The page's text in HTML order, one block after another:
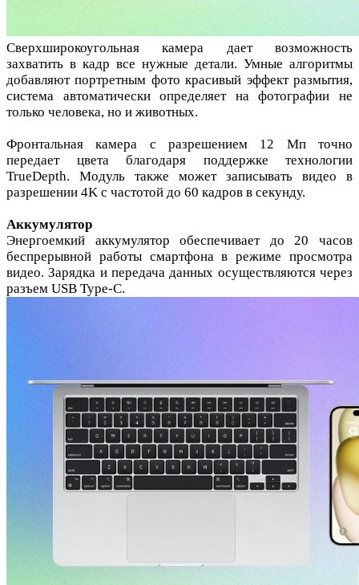
Сверхширокоугольная камера дает возможность
захватить в кадр все нужные детали. Умные алгоритмы
добавляют портретным фото красивый эффект размытия,
система автоматически определяет на фотографии не
только человека, но и животных.
Фронтальная камера с разрешением 12 Мп точно
передает цвета благодаря поддержке технологии
TrueDepth. Модуль также может записывать видео в
разрешении 4K с частотой до 60 кадров в секунду.
Аккумулятор
Энергоемкий аккумулятор обеспечивает до 20 часов
беспрерывной работы смартфона в режиме просмотра
видео. Зарядка и передача данных осуществляются через
разъем USB Type-C.